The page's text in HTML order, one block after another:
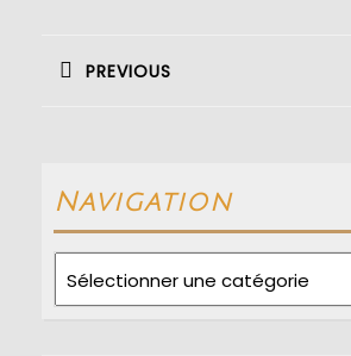
dePREVIOUS
Navigation